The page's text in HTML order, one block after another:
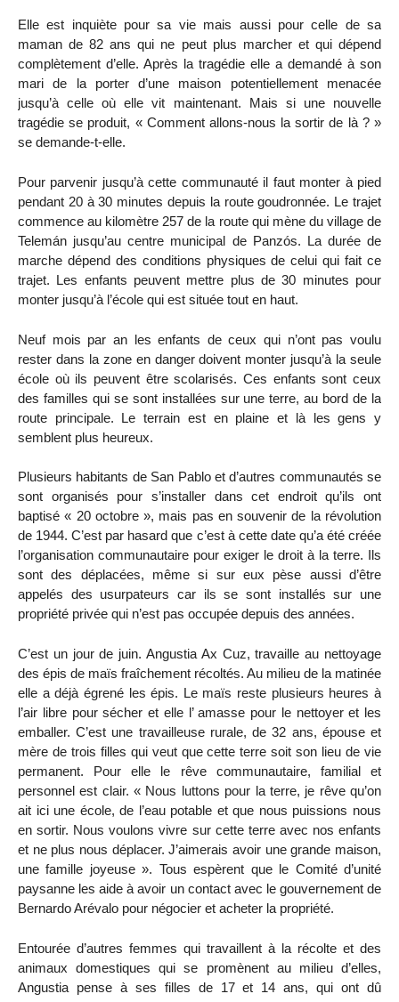
Elle est inquiète pour sa vie mais aussi pour celle de sa
maman de 82 ans qui ne peut plus marcher et qui dépend
complètement d’elle. Après la tragédie elle a demandé à son
mari de la porter d’une maison potentiellement menacée
jusqu’à celle où elle vit maintenant. Mais si une nouvelle
tragédie se produit, « Comment allons-nous la sortir de là ? »
se demande-t-elle.
Pour parvenir jusqu’à cette communauté il faut monter à pied
pendant 20 à 30 minutes depuis la route goudronnée. Le trajet
commence au kilomètre 257 de la route qui mène du village de
Telemán jusqu’au centre municipal de Panzós. La durée de
marche dépend des conditions physiques de celui qui fait ce
trajet. Les enfants peuvent mettre plus de 30 minutes pour
monter jusqu’à l’école qui est située tout en haut.
Neuf mois par an les enfants de ceux qui n’ont pas voulu
rester dans la zone en danger doivent monter jusqu’à la seule
école où ils peuvent être scolarisés. Ces enfants sont ceux
des familles qui se sont installées sur une terre, au bord de la
route principale. Le terrain est en plaine et là les gens y
semblent plus heureux.
Plusieurs habitants de San Pablo et d’autres communautés se
sont organisés pour s’installer dans cet endroit qu’ils ont
baptisé « 20 octobre », mais pas en souvenir de la révolution
de 1944. C’est par hasard que c’est à cette date qu’a été créée
l’organisation communautaire pour exiger le droit à la terre. Ils
sont des déplacées, même si sur eux pèse aussi d’être
appelés des usurpateurs car ils se sont installés sur une
propriété privée qui n’est pas occupée depuis des années.
C’est un jour de juin. Angustia Ax Cuz, travaille au nettoyage
des épis de maïs fraîchement récoltés. Au milieu de la matinée
elle a déjà égrené les épis. Le maïs reste plusieurs heures à
l’air libre pour sécher et elle l’ amasse pour le nettoyer et les
emballer. C’est une travailleuse rurale, de 32 ans, épouse et
mère de trois filles qui veut que cette terre soit son lieu de vie
permanent. Pour elle le rêve communautaire, familial et
personnel est clair. « Nous luttons pour la terre, je rêve qu’on
ait ici une école, de l’eau potable et que nous puissions nous
en sortir. Nous voulons vivre sur cette terre avec nos enfants
et ne plus nous déplacer. J’aimerais avoir une grande maison,
une famille joyeuse ». Tous espèrent que le Comité d’unité
paysanne les aide à avoir un contact avec le gouvernement de
Bernardo Arévalo pour négocier et acheter la propriété.
Entourée d’autres femmes qui travaillent à la récolte et des
animaux domestiques qui se promènent au milieu d’elles,
Angustia pense à ses filles de 17 et 14 ans, qui ont dû